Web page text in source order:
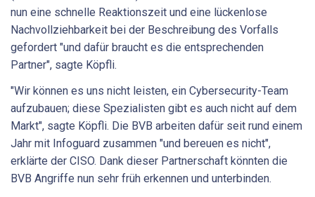
nun eine schnelle Reaktionszeit und eine lückenlose
Nachvollziehbarkeit bei der Beschreibung des Vorfalls
gefordert "und dafür braucht es die entsprechenden
Partner", sagte Köpfli.
"Wir können es uns nicht leisten, ein Cybersecurity-Team
aufzubauen; diese Spezialisten gibt es auch nicht auf dem
Markt", sagte Köpfli. Die BVB arbeiten dafür seit rund einem
Jahr mit Infoguard zusammen "und bereuen es nicht",
erklärte der CISO. Dank dieser Partnerschaft könnten die
BVB Angriffe nun sehr früh erkennen und unterbinden.